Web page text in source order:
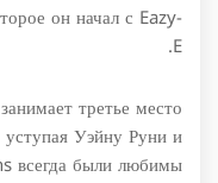
он начал с Eazy-
E.
третье место
Уэйну Руни и
всегда были любимы